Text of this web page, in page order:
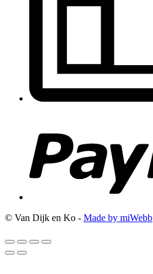
© Van Dijk en Ko - Made by miWebb